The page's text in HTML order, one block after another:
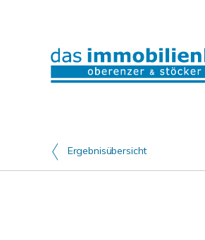
Ergebnisübersicht